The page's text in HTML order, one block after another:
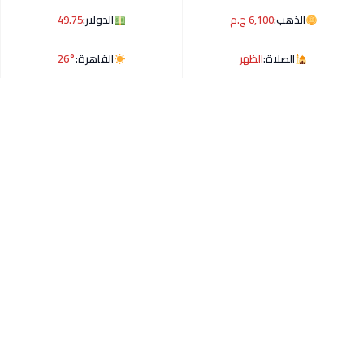
الذهب:6,100 ج.م الدولار:49.75
الصلاة:الظهر القاهرة:26°